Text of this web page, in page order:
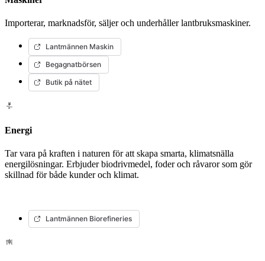
Importerar, marknadsför, säljer och underhåller lantbruksmaskiner.
Lantmännen Maskin
Begagnatbörsen
Butik på nätet
Energi
Tar vara på kraften i naturen för att skapa smarta, klimatsnälla
energilösningar. Erbjuder biodrivmedel, foder och råvaror som gör
skillnad för både kunder och klimat.
Lantmännen Biorefineries